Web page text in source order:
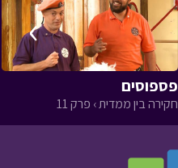
פספוסים
חקירה בין ממדית › פרק 11
›